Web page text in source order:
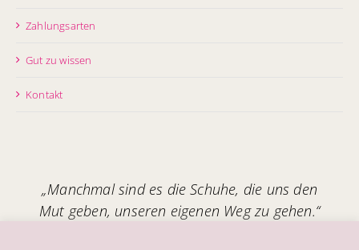
Zahlungsarten
Gut zu wissen
Kontakt
„Manchmal sind es die Schuhe, die uns den
Mut geben, unseren eigenen Weg zu gehen.“